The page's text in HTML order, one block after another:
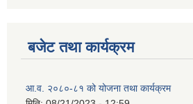
बजेट तथा कार्यक्रम
आ.व. २०८०-८१ को योजना तथा कार्यक्रम